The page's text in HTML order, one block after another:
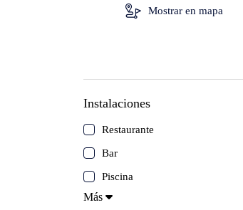
Isla de Coche
Mostrar en mapa
Instalaciones
Restaurante
Bar
Piscina
Más